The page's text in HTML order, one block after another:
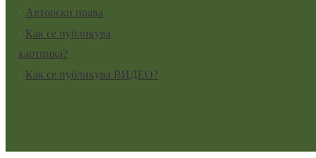
Авторски права
Как се публикува
картинка?
Как се публикува ВИДЕО?